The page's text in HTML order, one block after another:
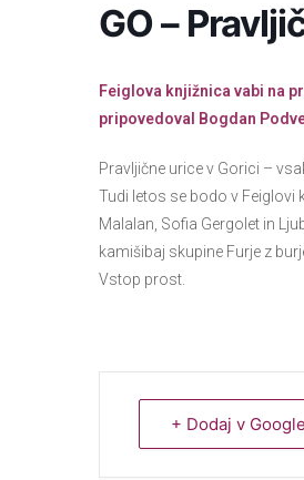
GO –
Feiglova knjižnica vabi na
pripovedoval Bogdan
Pravljične urice v Gorici –
Tudi letos se bodo v Feiglovi
Malalan, Sofia Gergolet in
kamišibaj skupine Furje z
Vstop prost.
+ Dodaj v